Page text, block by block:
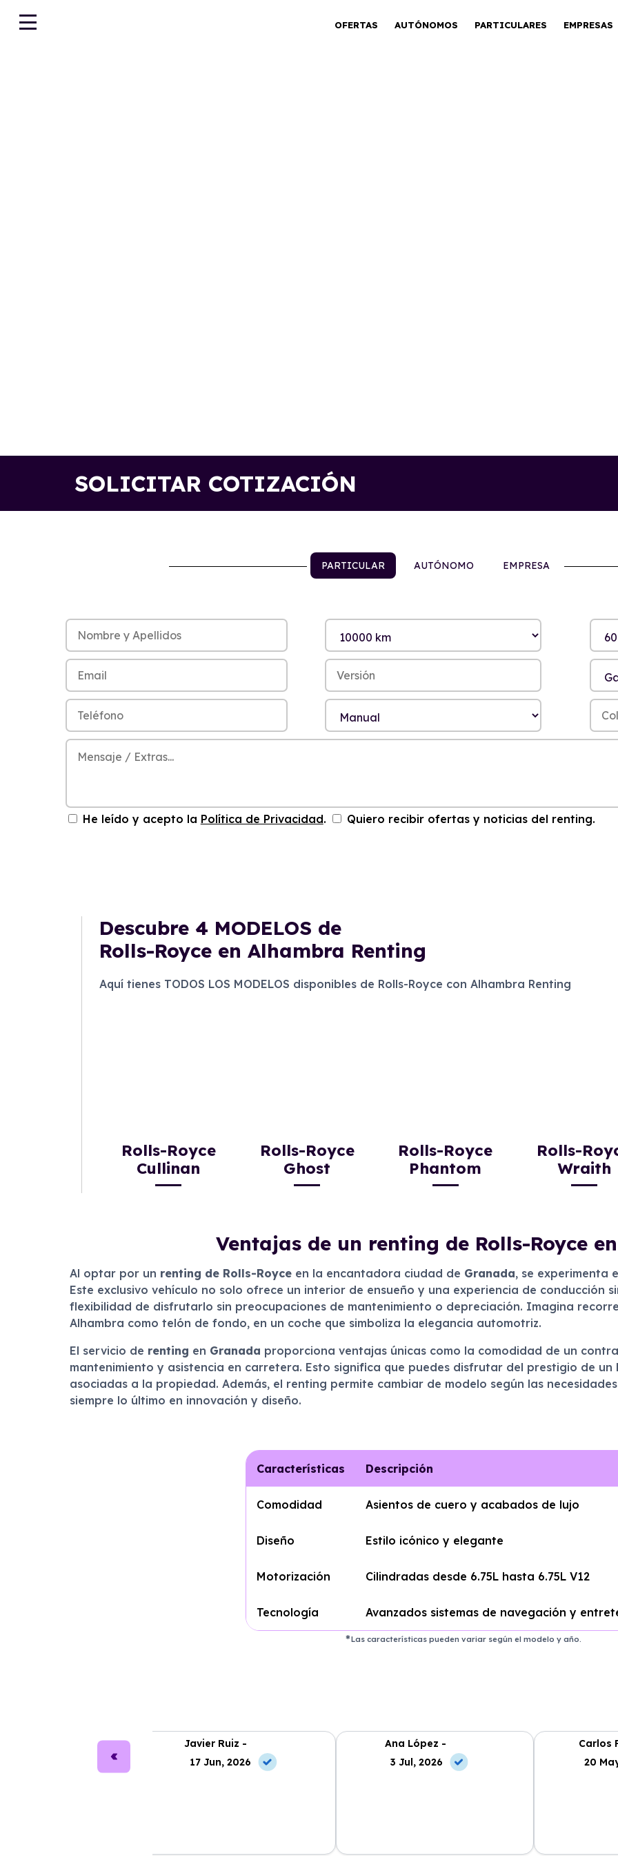
OFERTAS AUTÓNOMOS PARTICULARES EMPRESAS
SOLICITAR COTIZACIÓN
PARTICULAR AUTÓNOMO EMPRESA
He leído y acepto la Política de Privacidad. Quiero recibir ofertas y noticias del renting.
Descubre 4 MODELOS de
Rolls-Royce en Alhambra Renting
Aquí tienes TODOS LOS MODELOS disponibles de Rolls-Royce con Alhambra Renting
Rolls-Royce
Cullinan
Rolls-Royce
Ghost
Rolls-Royce
Phantom
Rolls-
Wraith
Ventajas de un renting de Rolls-Royce
Al optar por un renting de Rolls-Royceen la encantadora ciudad de Granada, se experimenta
Este exclusivo vehículo no solo ofrece un interior de ensueño y una experiencia de conducción
flexibilidad de disfrutarlo sin preocupaciones de mantenimiento o depreciación. Imagina
Alhambra como telón de fondo, en un coche que simboliza la elegancia automotriz.
El servicio de renting en Granada proporciona ventajas únicas como la comodidad de un
mantenimiento y asistencia en carretera. Esto significa que puedes disfrutar del prestigio de un
asociadas a la propiedad. Además, el renting permite cambiar de modelo según las
siempre lo último en innovación y diseño.
Características Descripción
Comodidad Asientos de cuero y acabados de lujo
Diseño Estilo icónico y elegante
Motorización Cilindradas desde 6.75L hasta 6.75L V12
Tecnología Avanzados sistemas de navegación y
Las características pueden variar según el modelo y año.
Javier Ruiz -
17 Jun, 2026
Ana López -
3 Jul, 2026
Carlos
20